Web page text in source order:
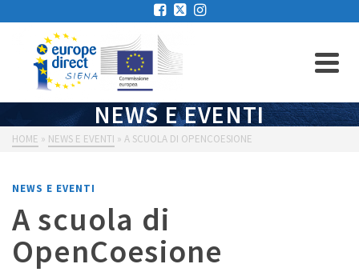
NEWS E EVENTI
HOME » NEWS E EVENTI » A SCUOLA DI OPENCOESIONE
NEWS E EVENTI
A scuola di
OpenCoesione